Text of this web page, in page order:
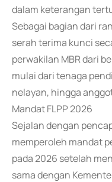
dalam keterangan
Sebagai bagian dari
serah terima kunci
perwakilan MBR dari
mulai dari tenaga
nelayan, hingga
Mandat FLPP 2026
Sejalan dengan
memperoleh mandat
pada 2026 setelah
sama dengan